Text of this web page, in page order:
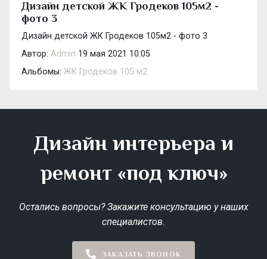
Дизайн детской ЖК Гродеков 105м2 -
фото 3
Дизайн детской ЖК Гродеков 105м2 - фото 3
Автор: Admin 19 мая 2021 10:05
Альбомы: ЖК Гродеков 105 м2
Дизайн интерьера и
ремонт «под ключ»
Остались вопросы? Закажите консультацию у наших
специалистов.
ЗАКАЗАТЬ ЗВОНОК